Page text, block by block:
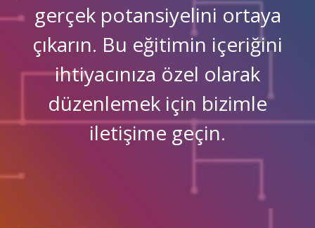
gerçek potansiyelini ortaya
çıkarın. Bu eğitimin içeriğini
ihtiyacınıza özel olarak
düzenlemek için bizimle
iletişime geçin.